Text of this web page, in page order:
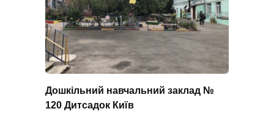
Дошкільний навчальний заклад №
120 Дитсадок Київ